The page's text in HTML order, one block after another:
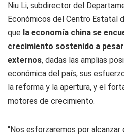
Niu Li, subdirector del
Económicos del Centro Estatal
que la economía china se
crecimiento sostenido a
externos, dadas las amplias
económica del país, sus
la reforma y la apertura, y el
motores de crecimiento.
“Nos esforzaremos por